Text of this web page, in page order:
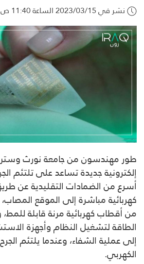
نشر في 2023/03/15 الساعة 11:40 ص
طور مهندسون من جامعة نورث
أسرع من الضمادات التقليدية عن
كهربائية مباشرة إلى الموقع
من أقطاب كهربائية مرنة قابلة
الطاقة لتشغيل النظام وأجهزة
إلى عملية الشفاء، وعندما يلتئم
الكهربي.